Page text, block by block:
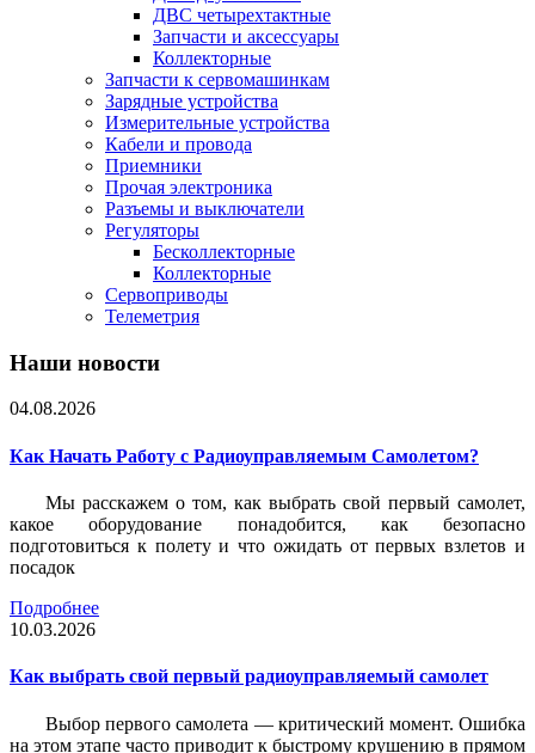
ДВС четырехтактные
Запчасти и аксессуары
Коллекторные
Запчасти к сервомашинкам
Зарядные устройства
Измерительные устройства
Кабели и провода
Приемники
Прочая электроника
Разъемы и выключатели
Регуляторы
Бесколлекторные
Коллекторные
Сервоприводы
Телеметрия
Наши новости
04.08.2026
Как Начать Работу с Радиоуправляемым Самолетом?
Мы расскажем о том, как выбрать свой первый самолет,
какое оборудование понадобится, как безопасно
подготовиться к полету и что ожидать от первых взлетов и
посадок
Подробнее
10.03.2026
Как выбрать свой первый радиоуправляемый самолет
Выбор первого самолета — критический момент. Ошибка
на этом этапе часто приводит к быстрому крушению в прямом